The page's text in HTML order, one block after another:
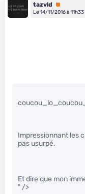
tazvld
Premium
Le 14/11/2016 à 11h33
Impressionnant les
pas usurpé.
Et dire que mon
" />